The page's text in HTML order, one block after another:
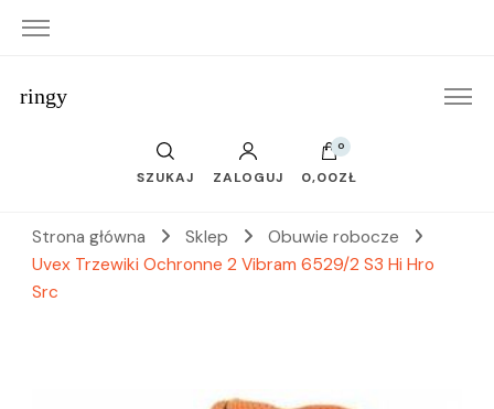
ringy
SZUKAJ ZALOGUJ
0
0,00ZŁ
Strona główna Sklep
Obuwie robocze
Uvex Trzewiki Ochronne 2 Vibram 6529/2 S3 Hi Hro
Src